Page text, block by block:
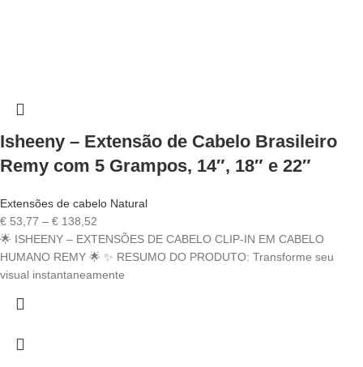
Isheeny – Extensão de Cabelo Brasileiro
Remy com 5 Grampos, 14″, 18″ e 22″
Extensões de cabelo Natural
€ 53,77 – € 138,52
range:
€ 53,77
through
🌟 ISHEENY – EXTENSÕES DE CABELO CLIP-IN EM CABELO
HUMANO REMY 🌟 ✨ RESUMO DO PRODUTO: Transforme seu
visual instantaneamente